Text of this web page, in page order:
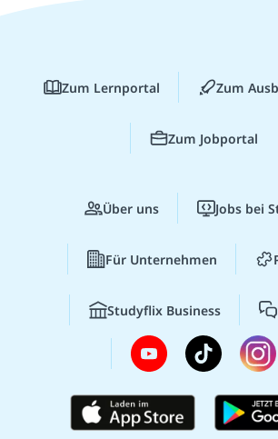
Zum Lernportal Zum
Zum Jobportal
Über uns Jobs bei
Für Unternehmen
Studyflix Business